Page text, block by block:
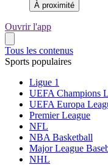
À proximité
Ouvrir l'app
Tous les contenus
Sports populaires
Ligue 1
UEFA Champions
UEFA Europa
Premier League
NFL
NBA Basketball
Major League
NHL